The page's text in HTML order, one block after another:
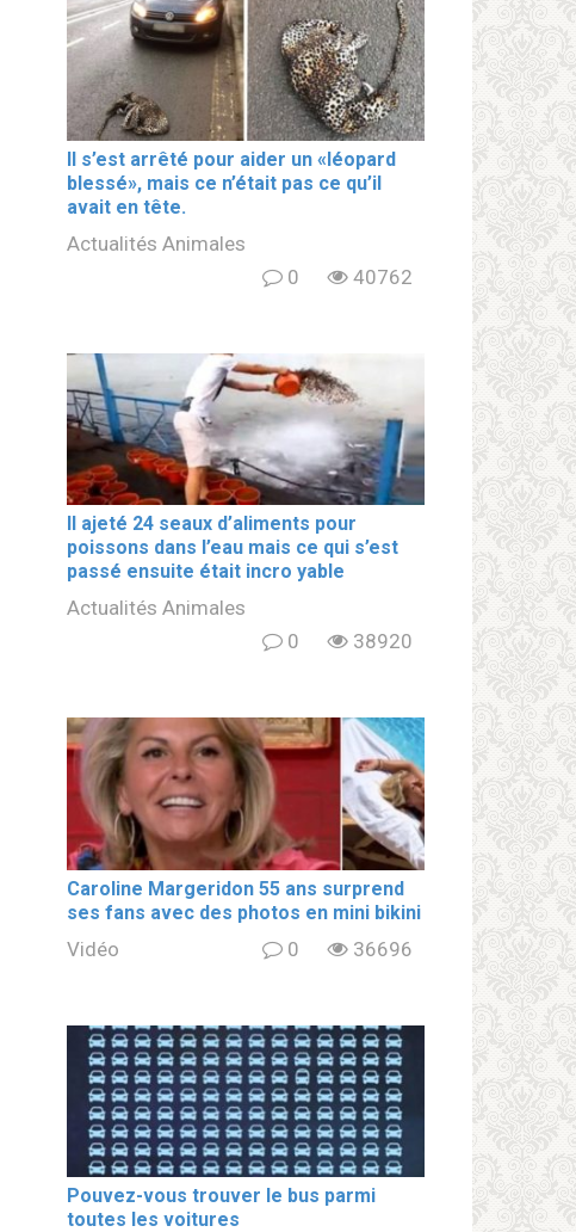
Il s’est arrêté pour aider un «léopard
blеssé», mais ce n’était pas ce qu’il
avait en tête.
Actualités Animales
0
40762
Il ajeté 24 seaux d’aliments pour
poissons dans l’eau mais ce qui s’est
passé ensuite était incro yable
Actualités Animales
0
38920
Caroline Margeridon 55 ans surprend
ses fans avec des photos en mini bikini
Vidéo 0 36696
Pouvez-vous trouver le bus parmi
toutes les voitures